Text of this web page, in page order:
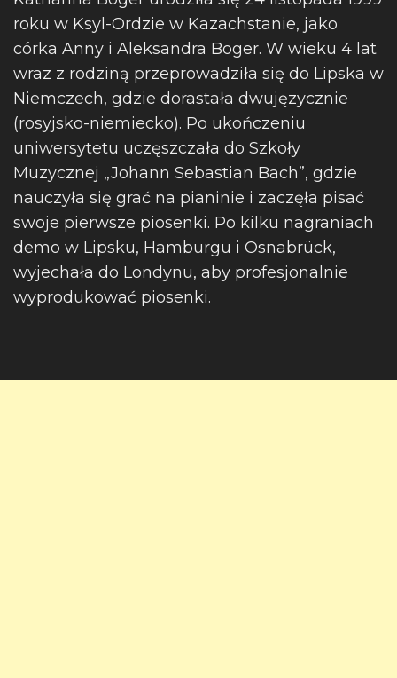
roku w Ksyl-Ordzie w Kazachstanie, jako
córka Anny i Aleksandra Boger. W wieku 4 lat
wraz z rodziną przeprowadziła się do Lipska w
Niemczech, gdzie dorastała dwujęzycznie
(rosyjsko-niemiecko). Po ukończeniu
uniwersytetu uczęszczała do Szkoły
Muzycznej „Johann Sebastian Bach”, gdzie
nauczyła się grać na pianinie i zaczęła pisać
swoje pierwsze piosenki. Po kilku nagraniach
demo w Lipsku, Hamburgu i Osnabrück,
wyjechała do Londynu, aby profesjonalnie
wyprodukować piosenki.